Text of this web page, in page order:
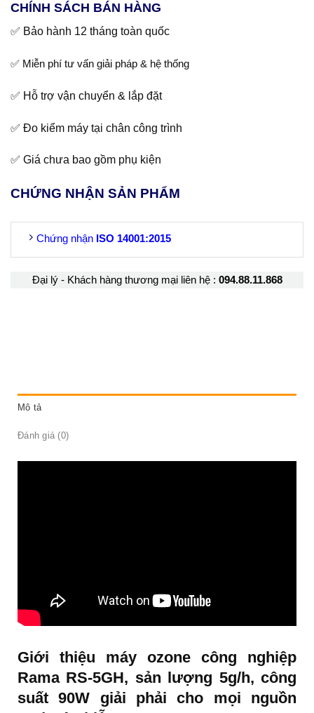
CHÍNH SÁCH BÁN HÀNG
✅ Bảo hành 12 tháng toàn quốc
✅ Miễn phí tư vấn giải pháp & hệ thống
✅ Hỗ trợ vận chuyển & lắp đặt
✅ Đo kiểm máy tại chân công trình
✅ Giá chưa bao gồm phụ kiện
CHỨNG NHẬN SẢN PHẨM
Chứng nhận ISO 14001:2015
Đại lý - Khách hàng thương mại liên hệ : 094.88.11.868
Mô tả
Đánh giá (0)
Giới thiệu máy ozone công nghiệp
Rama RS-5GH, sản lượng 5g/h, công
suất 90W giải phải cho mọi nguồn